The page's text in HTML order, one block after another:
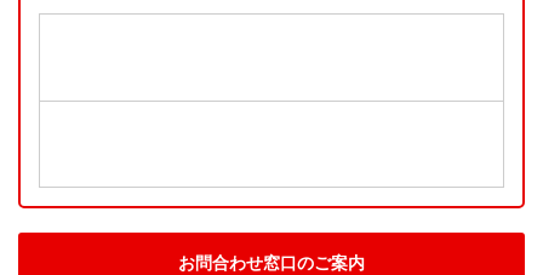
お問合わせ窓口のご案内